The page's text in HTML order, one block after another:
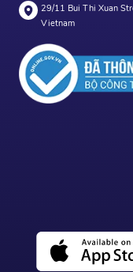
29/11 Bui Thi Xuan
Vietnam